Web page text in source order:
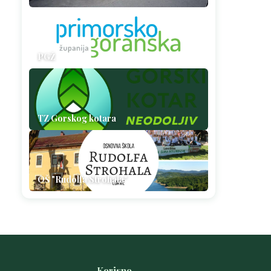
PGŽ
TZ Gorskog kotara
OŠ "Rudolfa Strohala"